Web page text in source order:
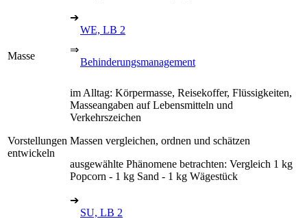
➔
WE, LB 2
Masse
⇒
Behinderungsmanagement
Vorstellungen
entwickeln
im Alltag: Körpermasse, Reisekoffer, Flüssigkeiten,
Masseangaben auf Lebensmitteln und
Verkehrszeichen
Massen vergleichen, ordnen und schätzen
ausgewählte Phänomene betrachten: Vergleich 1 kg
Popcorn - 1 kg Sand - 1 kg Wägestück
➔
SU, LB 2